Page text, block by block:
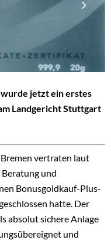
wurde jetzt ein erstes
Landgericht Stuttgart
vertraten laut
und
Bonusgoldkauf-Plus-
hatte. Der
absolut sichere Anlage
und